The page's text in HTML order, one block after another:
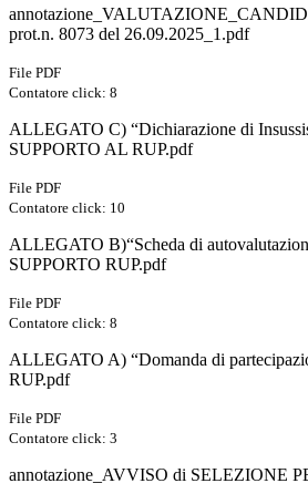
prot.n. 8073 del 26.09.2025_1.pdf
File PDF
Contatore click: 8
ALLEGATO C) “Dichiarazione di
SUPPORTO AL RUP.pdf
File PDF
Contatore click: 10
ALLEGATO B)“Scheda di
SUPPORTO RUP.pdf
File PDF
Contatore click: 8
ALLEGATO A) “Domanda di
RUP.pdf
File PDF
Contatore click: 3
annotazione_AVVISO di SELEZIONE